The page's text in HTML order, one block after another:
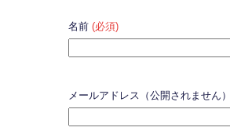
名前 (必須)
メールアドレス（公開されません）